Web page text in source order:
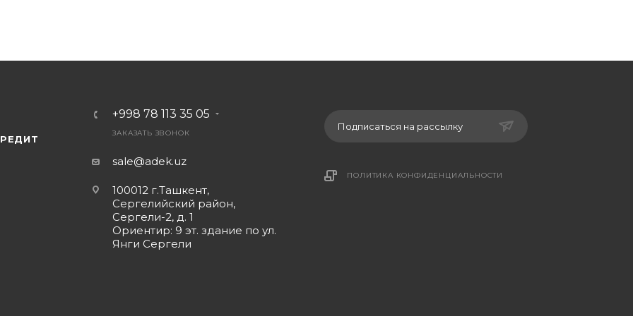
+998 78 113 35 05
ЗАКАЗАТЬ ЗВОНОК
sale@adek.uz
100012 г.Ташкент,
Сергелийский район,
Сергели-2, д. 1
Ориентир: 9 эт. здание по ул.
Янги Сергели
Подписаться на рассылку
ПОЛИТИКА КОНФИДЕНЦИАЛЬНОСТИ